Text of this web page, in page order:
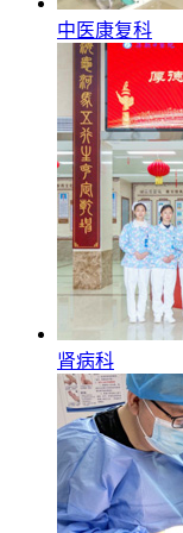
中医康复科
肾病科